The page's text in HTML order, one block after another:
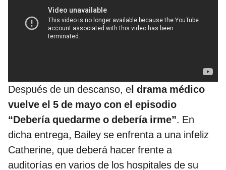
Después de un descanso, el drama médico
vuelve el 5 de mayo con el episodio
“Debería quedarme o debería irme”. En
dicha entrega, Bailey se enfrenta a una infeliz
Catherine, que deberá hacer frente a
auditorías en varios de los hospitales de su